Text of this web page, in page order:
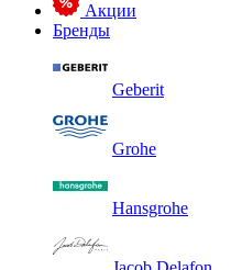
Акции
Бренды
Geberit
Grohe
Hansgrohe